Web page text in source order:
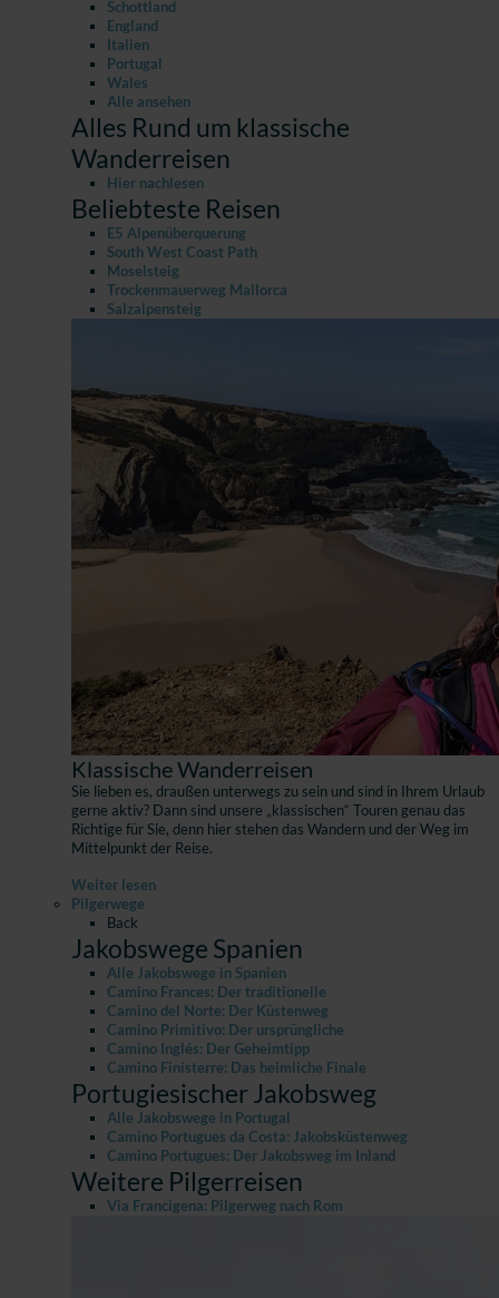
Schottland
England
Italien
Portugal
Wales
Alle ansehen
Alles Rund um klassische
Wanderreisen
Hier nachlesen
Beliebteste Reisen
E5 Alpenüberquerung
South West Coast Path
Moselsteig
Trockenmauerweg Mallorca
Salzalpensteig
Klassische Wanderreisen
Sie lieben es, draußen unterwegs zu sein und sind in Ihrem Urlaub
gerne aktiv? Dann sind unsere „klassischen“ Touren genau das
Richtige für Sie, denn hier stehen das Wandern und der Weg im
Mittelpunkt der Reise.
Weiter lesen
Pilgerwege
Back
Jakobswege Spanien
Alle Jakobswege in Spanien
Camino Frances: Der traditionelle
Camino del Norte: Der Küstenweg
Camino Primitivo: Der ursprüngliche
Camino Inglés: Der Geheimtipp
Camino Finisterre: Das heimliche Finale
Portugiesischer Jakobsweg
Alle Jakobswege in Portugal
Camino Portugues da Costa: Jakobsküstenweg
Camino Portugues: Der Jakobsweg im Inland
Weitere Pilgerreisen
Via Francigena: Pilgerweg nach Rom